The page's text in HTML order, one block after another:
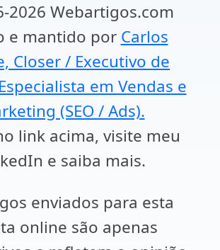
2026 Webartigos.com
e mantido por Carlos
Closer / Executivo de
em Vendas e
(SEO / Ads).
link acima, visite meu
e saiba mais.
enviados para esta
online são apenas